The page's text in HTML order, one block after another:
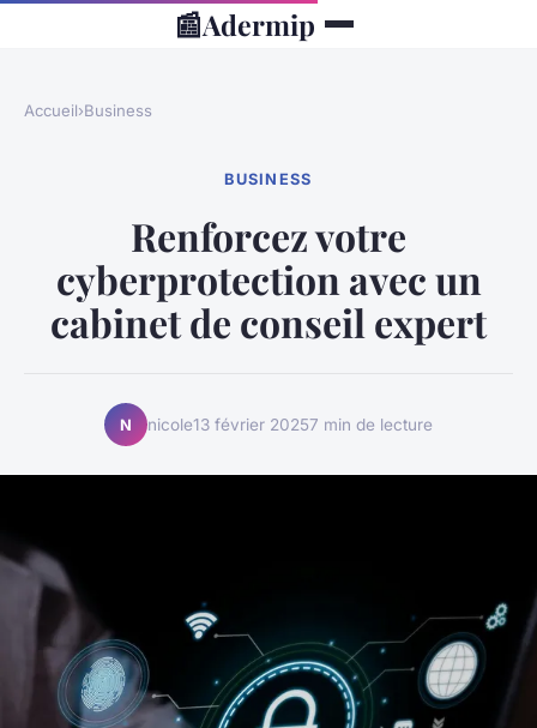
📰Adermip
Accueil›Business
BUSINESS
Renforcez votre
cyberprotection avec un
cabinet de conseil expert
N nicole13 février 20257 min de lecture